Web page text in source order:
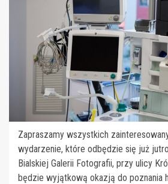
Zapraszamy wszystkich
wydarzenie, które odbędzie się już
Bialskiej Galerii Fotografii, przy ulicy
będzie wyjątkową okazją do poznania